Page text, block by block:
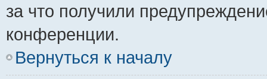
за что получили
конференции.
Вернуться к началу